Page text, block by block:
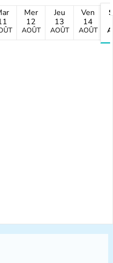
Mer
12
AOÛT
Jeu
13
AOÛT
Ven
14
AOÛT